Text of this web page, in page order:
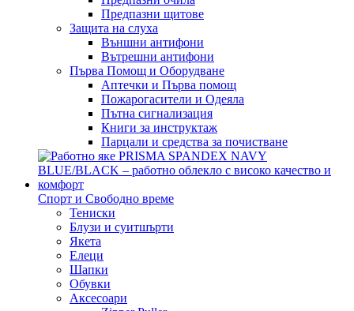
Предпазни щитове
Защита на слуха
Външни антифони
Вътрешни антифони
Първа Помощ и Оборудване
Аптечки и Първа помощ
Пожарогасители и Одеяла
Пътна сигнализация
Книги за инструктаж
Парцали и средства за почистване
Спорт и Свободно време
Тениски
Блузи и суитшърти
Якета
Елеци
Шапки
Обувки
Аксесоари